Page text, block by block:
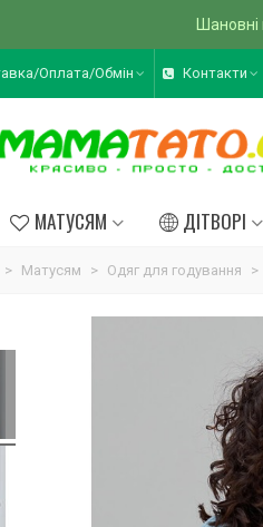
Шановні
Оплата/Обмін Контакти
МАТУСЯМ ДІТВОРІ
> Матусям > Одяг для годування >